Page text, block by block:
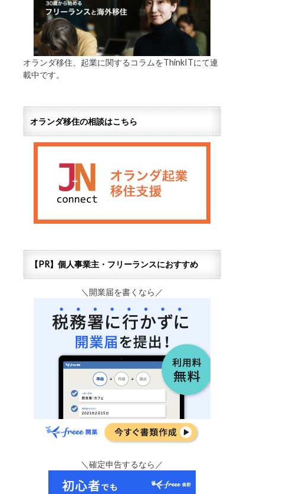
オランダ移住、起業に関するコラムをThinkITにて連
載中です。
オランダ移住の相談はこちら
【PR】個人事業主・フリーランスにおすすめ
＼開業届を書くなら／
＼確定申告するなら／